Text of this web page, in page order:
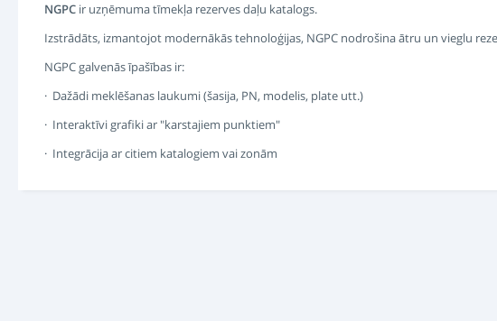
NGPC ir uzņēmuma tīmekļa rezerves daļu katalogs.
Izstrādāts, izmantojot modernākās tehnoloģijas, NGPC nodrošina ātru un vieglu
NGPC galvenās īpašības ir:
· Dažādi meklēšanas laukumi (šasija, PN, modelis, plate utt.)
· Interaktīvi grafiki ar "karstajiem punktiem"
· Integrācija ar citiem katalogiem vai zonām